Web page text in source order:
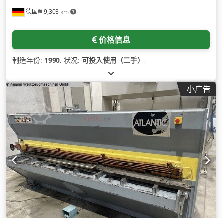
德国 9,303 km
价格信息
制造年份: 1990, 状况: 可投入使用（二手） ,
小广告